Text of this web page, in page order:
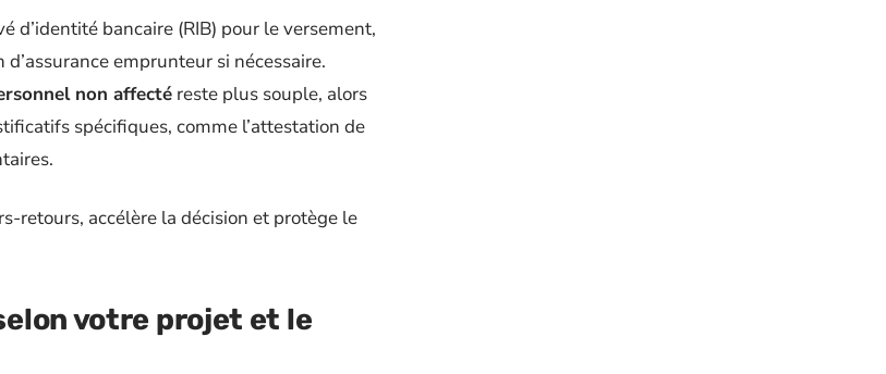
d’identité bancaire (RIB) pour le versement,
emprunteur si nécessaire.
non affecté reste plus souple, alors
spécifiques, comme l’attestation de
retours, accélère la décision et protège le
votre projet et le